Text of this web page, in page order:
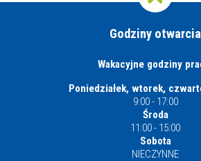
Godziny otwarcia
Wakacyjne godziny
Poniedziałek, wtorek,
9:00 - 17:00
Środa
11:00 - 15:00
Sobota
NIECZYNNE